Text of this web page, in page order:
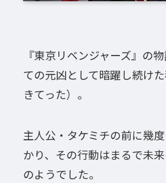
『東京リベンジャーズ』の
ての元凶として暗躍し続け
きてった）。
主人公・タケミチの前に幾
かり、その行動はまるで未
のようでした。